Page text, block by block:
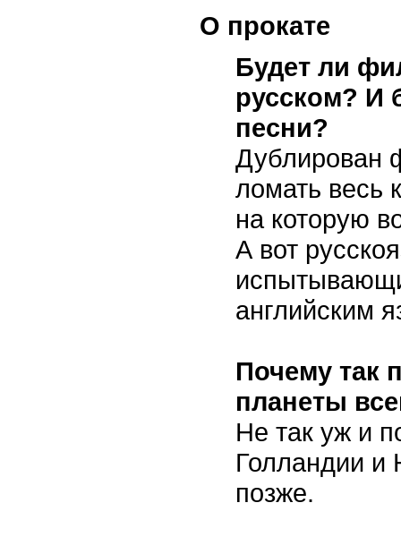
О прокате
Будет ли
русском? И
песни?
Дублирован
ломать весь
на которую
А вот
английским
Почему так
планеты
Не так уж и
Голландии и
позже.